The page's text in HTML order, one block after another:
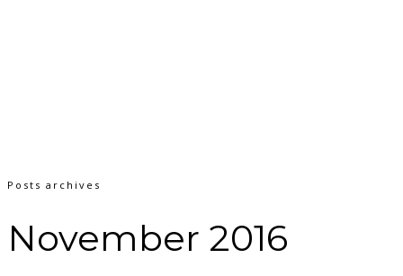
Posts archives
November 2016